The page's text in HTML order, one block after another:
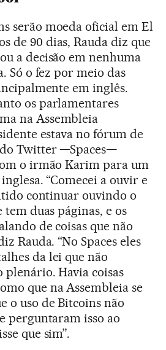
serão moeda oficial em El
de 90 dias, Rauda diz que
a decisão em nenhuma
Só o fez por meio das
em inglês.
os parlamentares
na Assembleia
estava no fórum de
Twitter —Spaces—
o irmão Karim para um
“Comecei a ouvir e
continuar ouvindo o
duas páginas, e os
de coisas que não
Rauda. “No Spaces eles
da lei que não
plenário. Havia coisas
que na Assembleia se
o uso de Bitcoins não
perguntaram isso ao
que sim”.